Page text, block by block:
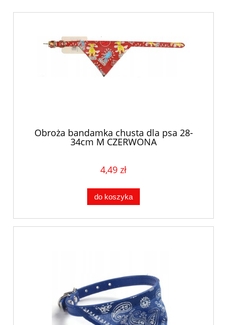
Obroża bandamka chusta dla psa 28-
34cm M CZERWONA
4,49 zł
do koszyka